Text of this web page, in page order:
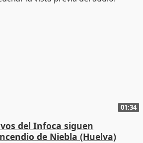
01:34
del Infoca siguen
de Niebla (Huelva)